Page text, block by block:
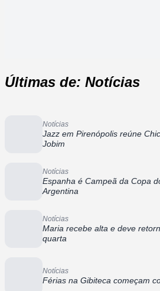
Últimas de: Notícias
Notícias
Jazz em Pirenópolis reúne
Jobim
Notícias
Espanha é Campeã da Copa
Argentina
Notícias
Maria recebe alta e deve
quarta
Notícias
Férias na Gibiteca começam